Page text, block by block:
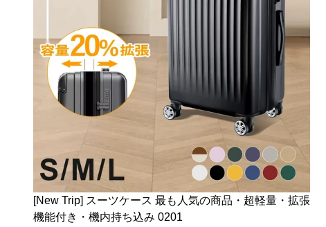
[New Trip] スーツケース 最も人気の商品・超軽量・拡張
機能付き・機内持ち込み 0201